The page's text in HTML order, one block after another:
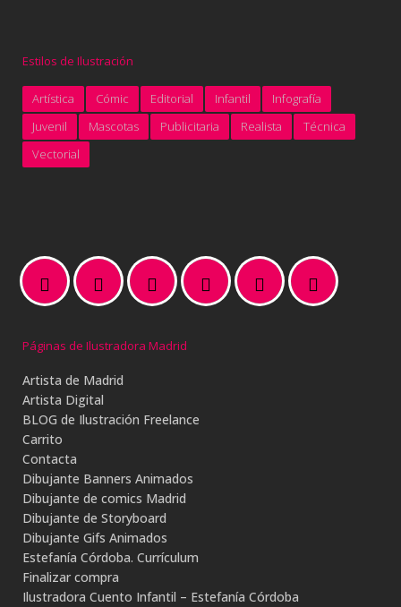
Estilos de Ilustración
Artística Cómic Editorial Infantil
Infografía
Juvenil
Mascotas Publicitaria Realista
Técnica
Vectorial
Páginas de Ilustradora Madrid
Artista de Madrid
Artista Digital
BLOG de Ilustración Freelance
Carrito
Contacta
Dibujante Banners Animados
Dibujante de comics Madrid
Dibujante de Storyboard
Dibujante Gifs Animados
Estefanía Córdoba. Currículum
Finalizar compra
Ilustradora Cuento Infantil – Estefanía Córdoba